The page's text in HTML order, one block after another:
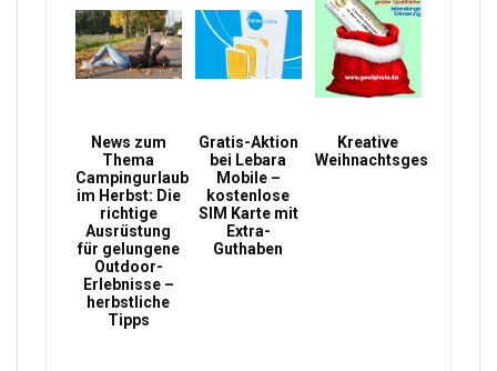
News zum
Thema
Campingurlaub
im Herbst: Die
richtige
Ausrüstung
für gelungene
Outdoor-
Erlebnisse –
herbstliche
Tipps
Gratis-Aktion
bei Lebara
Mobile –
kostenlose
SIM Karte mit
Extra-
Guthaben
Kreative
Weihnachtsgeschenke